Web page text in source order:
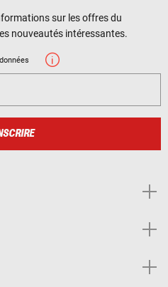
sur les offres du
nouveautés intéressantes.